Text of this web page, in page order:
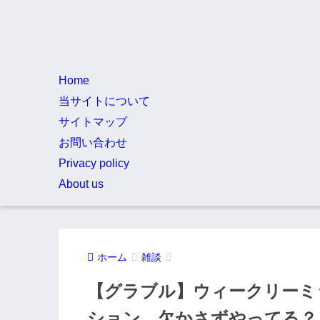
Home
当サイトについて
サイトマップ
お問い合わせ
Privacy policy
About us
ホーム 雑談
【グラブル】ウィークリー